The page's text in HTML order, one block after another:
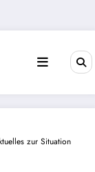
zur Situation